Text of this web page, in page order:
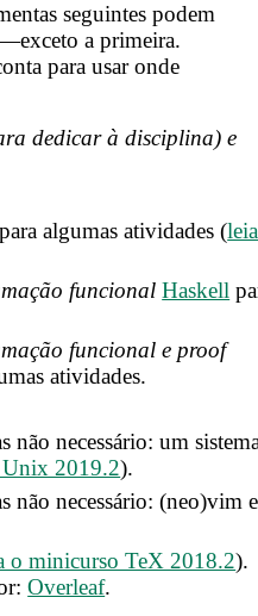
seguintes podem
a primeira.
para usar onde
dedicar à disciplina) e
para algumas atividades (
funcional Haskell
funcional e proof
atividades.
não necessário: um
2019.2).
não necessário: (neo)vim e
o minicurso TeX 2018.2).
Overleaf.